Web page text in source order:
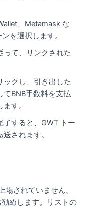
、Metamask な
を選択します。
って、リンクされた
ックし、引き出した
てBNB手数料を支払
す。
了すると、GWT トー
されます。
場されていません。
めします。リストの